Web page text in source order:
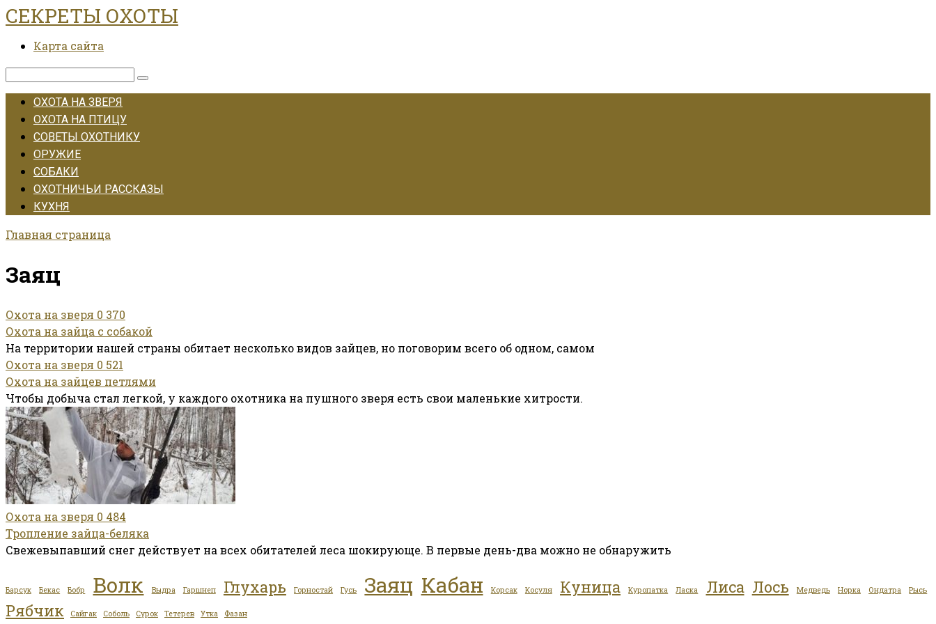
Перейти
к
контенту
СЕКРЕТЫ ОХОТЫ
Карта сайта
Поиск:
ОХОТА НА ЗВЕРЯ
ОХОТА НА ПТИЦУ
СОВЕТЫ ОХОТНИКУ
ОРУЖИЕ
СОБАКИ
ОХОТНИЧЬИ РАССКАЗЫ
КУХНЯ
Главная страница
Заяц
Охота на зверя 0 370
Охота на зайца с собакой
На территории нашей страны обитает несколько видов зайцев, но поговорим всего об одном, самом
Охота на зверя 0 521
Охота на зайцев петлями
Чтобы добыча стал легкой, у каждого охотника на пушного зверя есть свои маленькие хитрости.
Охота на зверя 0 484
Тропление зайца-беляка
Свежевыпавший снег действует на всех обитателей леса шокирующе. В первые день-два можно не обнаружить
Барсук Бекас Бобр Волк Выдра Гаршнеп Глухарь Горностай Гусь Заяц Кабан Корсак Косуля Куница Куропатка Ласка Лиса Лось Медведь Норка Ондатра Рысь
Рябчик Сайгак Соболь Сурок Тетерев Утка Фазан